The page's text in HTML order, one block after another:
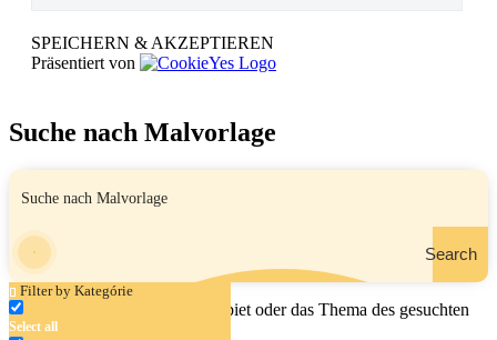
SPEICHERN & AKZEPTIEREN
Präsentiert von
Suche nach Malvorlage
Search
Filter by Kategórie
Select all
Geben Sie den Namen, das Gebiet oder das Thema des gesuchten
Malbuchs ein.